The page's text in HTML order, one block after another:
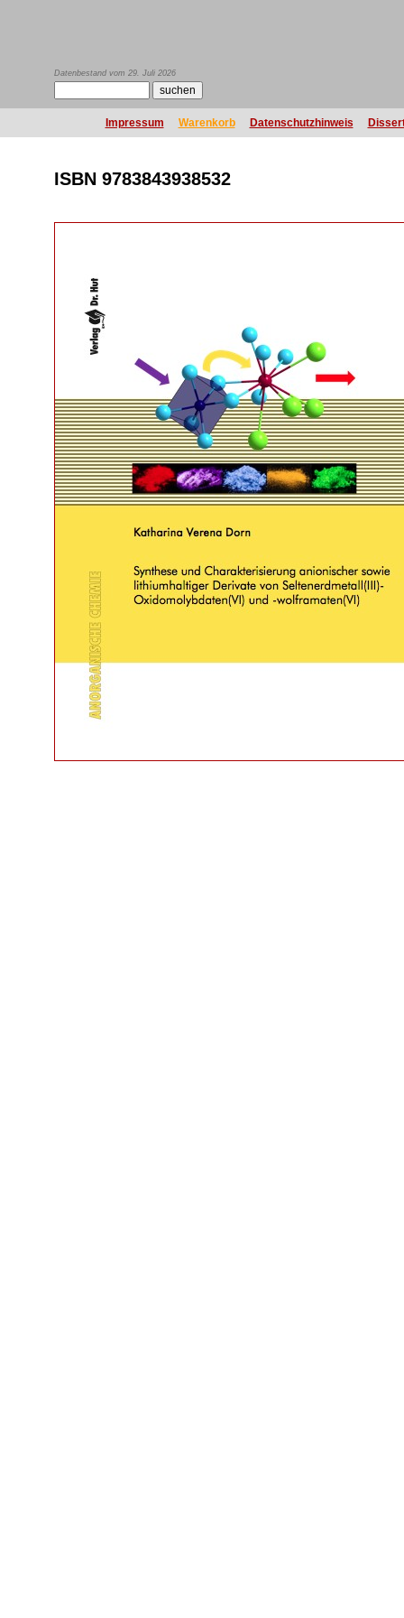
Datenbestand vom 29. Juli 2026
Impressum Warenkorb Datenschutzhinweis
ISBN 9783843938532